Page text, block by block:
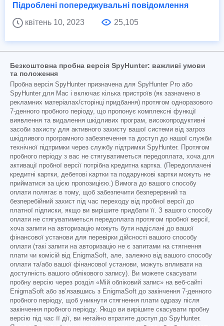
Підроблені попереджувальні повідомлення
квітень 10, 2023
25,105
Безкоштовна пробна версія SpyHunter: важливі умови
та положення
Пробна версія SpyHunter призначена для SpyHunter Pro або
SpyHunter для Mac і включає кілька пристроїв (як зазначено в
рекламних матеріалах/сторінці придбання) протягом одноразового
7-денного пробного періоду, що пропонує комплексні функції
виявлення та видалення шкідливих програм, високопродуктивні
засоби захисту для активного захисту вашої системи від загроз
шкідливого програмного забезпечення та доступ до нашої служби
технічної підтримки через службу підтримки SpyHunter. Протягом
пробного періоду з вас не стягуватиметься передоплата, хоча для
активації пробної версії потрібна кредитна картка. (Передоплачені
кредитні картки, дебетові картки та подарункові картки можуть не
прийматися за цією пропозицією.) Вимога до вашого способу
оплати полягає в тому, щоб забезпечити безперервний та
безперебійний захист під час переходу від пробної версії до
платної підписки, якщо ви вирішите придбати її. З вашого способу
оплати не стягуватиметься передоплата протягом пробної версії,
хоча запити на авторизацію можуть бути надіслані до вашої
фінансової установи для перевірки дійсності вашого способу
оплати (такі запити на авторизацію не є запитами на стягнення
плати чи комісій від EnigmaSoft, але, залежно від вашого способу
оплати та/або вашої фінансової установи, можуть впливати на
доступність вашого облікового запису). Ви можете скасувати
пробну версію через розділ «Мій обліковий запис» на веб-сайті
EnigmaSoft або зв’язавшись з EnigmaSoft до закінчення 7-денного
пробного періоду, щоб уникнути стягнення плати одразу після
закінчення пробного періоду. Якщо ви вирішите скасувати пробну
версію під час її дії, ви негайно втратите доступ до SpyHunter.